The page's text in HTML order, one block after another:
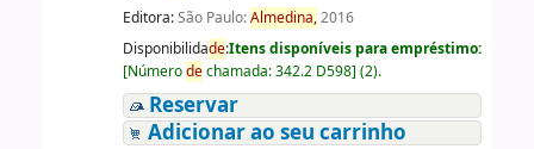
Editora:São Paulo:Almedina,2016
Disponibilidade:Itens disponíveis para empréstimo:
[Númerodechamada:342.2 D598] (2).
Reservar
Adicionar ao seu carrinho